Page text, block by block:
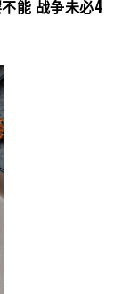
能 战争未必4